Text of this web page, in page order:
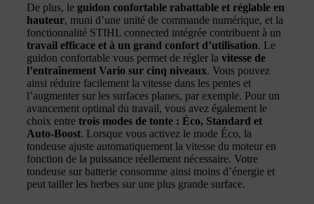
De plus, le guidon confortable rabattable et réglable en
hauteur, muni d’une unité de commande numérique, et la
fonctionnalité STIHL connected intégrée contribuent à un
travail efficace et à un grand confort d’utilisation. Le
guidon confortable vous permet de régler la vitesse de
l’entraînement Vario sur cinq niveaux. Vous pouvez
ainsi réduire facilement la vitesse dans les pentes et
l’augmenter sur les surfaces planes, par exemple. Pour un
avancement optimal du travail, vous avez également le
choix entre trois modes de tonte : Éco, Standard et
Auto-Boost. Lorsque vous activez le mode Éco, la
tondeuse ajuste automatiquement la vitesse du moteur en
fonction de la puissance réellement nécessaire. Votre
tondeuse sur batterie consomme ainsi moins d’énergie et
peut tailler les herbes sur une plus grande surface.